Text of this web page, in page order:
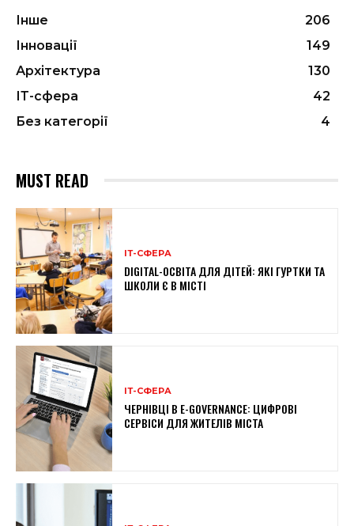
Інше
206
Інновації
149
Архітектура
130
ІТ-сфера
42
Без категорії
4
MUST READ
ІТ-СФЕРА
DIGITAL-ОСВІТА ДЛЯ ДІТЕЙ: ЯКІ ГУРТКИ ТА
ШКОЛИ Є В МІСТІ
ІТ-СФЕРА
ЧЕРНІВЦІ В E-GOVERNANCE: ЦИФРОВІ
СЕРВІСИ ДЛЯ ЖИТЕЛІВ МІСТА